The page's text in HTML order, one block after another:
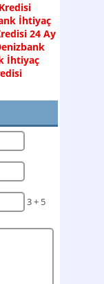
İhtiyaç
24 Ay
İhtiyaç
3 + 5